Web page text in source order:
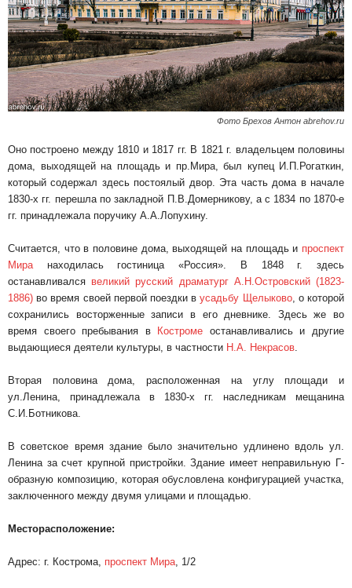
Фото Брехов Антон abrehov.ru
Оно построено между 1810 и 1817 гг. В 1821 г. владельцем половины
дома, выходящей на площадь и пр.Мира, был купец И.П.Рогаткин,
который содержал здесь постоялый двор. Эта часть дома в начале
1830-х гг. перешла по закладной П.В.Домерникову, а с 1834 по 1870-е
гг. принадлежала поручику А.А.Лопухину.
Считается, что в половине дома, выходящей на площадь и проспект
Мира находилась гостиница «Россия». В 1848 г. здесь
останавливался великий русский драматург А.Н.Островский (1823-
1886) во время своей первой поездки вусадьбу Щелыково, о которой
сохранились восторженные записи в его дневнике. Здесь же во
время своего пребывания в Костроме останавливались и другие
выдающиеся деятели культуры, в частности Н.А. Некрасов
Вторая половина дома, расположенная на углу площади и
ул.Ленина, принадлежала в 1830-х гг. наследникам мещанина
С.И.Ботникова.
В советское время здание было значительно удлинено вдоль ул.
Ленина за счет крупной пристройки. Здание имеет неправильную Г-
образную композицию, которая обусловлена конфигурацией участка,
заключенного между двумя улицами и площадью.
Месторасположение:
Адрес: г. Кострома, проспект Мира , 1/2